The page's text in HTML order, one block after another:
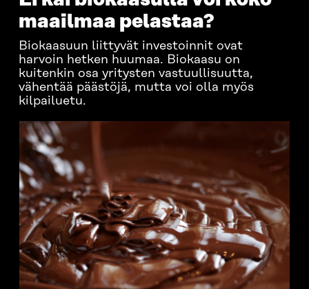
maailmaa pelastaa?
Biokaasuun liittyvät investoinnit ovat
harvoin hetken huumaa. Biokaasu on
kuitenkin osa yritysten vastuullisuutta,
vähentää päästöjä, mutta voi olla myös
kilpailuetu.